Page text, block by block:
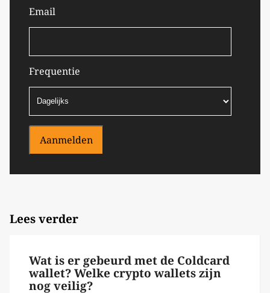
Email
Frequentie
Aanmelden
Lees verder
Wat is er gebeurd met de Coldcard
wallet? Welke crypto wallets zijn
nog veilig?